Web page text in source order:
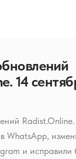
14
Radist.Online.
WhatsApp,
и исправили